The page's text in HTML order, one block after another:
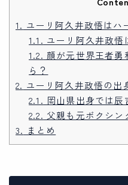
1. ユーリ阿久井政悟はハ
1.1. ユーリ阿久井政悟
1.2. 顔が元世界王者勇
ら？
2. ユーリ阿久井政悟の出
2.1. 岡山県出身では辰
2.2. 父親も元ボクシン
3. まとめ